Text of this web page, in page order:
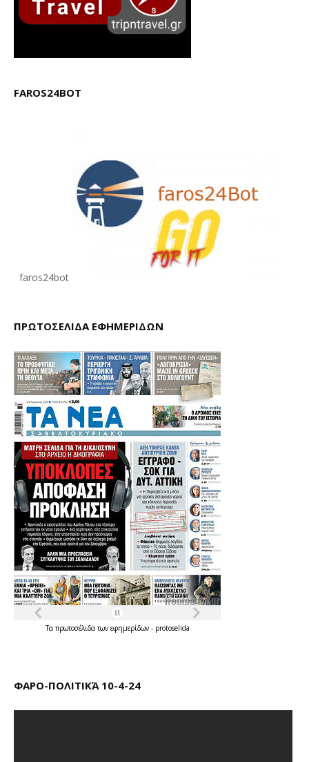
FAROS24BOT
faros24bot
ΠΡΩΤΟΣΕΛΙΔΑ ΕΦΗΜΕΡΙΔΩΝ
Τα πρωτοσέλιδατων εφημερίδων - protoselida
ΦΑΡΟ-ΠΟΛΙΤΙΚΆ 10-4-24